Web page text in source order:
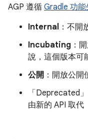
AGP 遵循 Gradle 功能
Internal ：不開
Incubating ：
說，這個版本可
公開 ：開放公
「Deprecated
由新的 API 取代